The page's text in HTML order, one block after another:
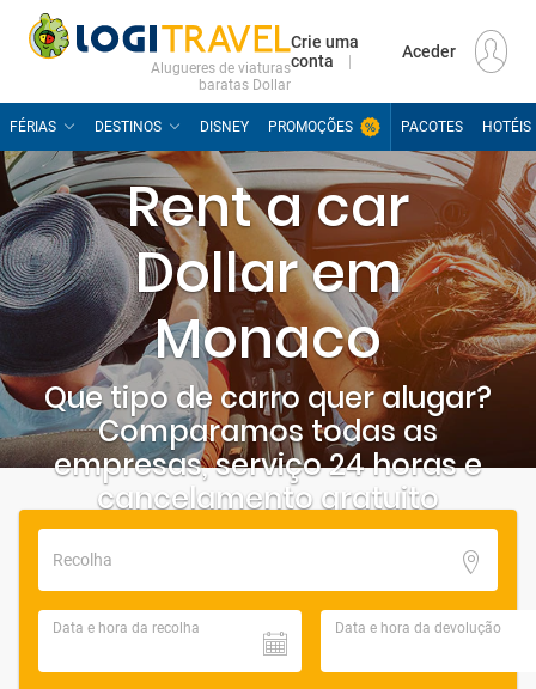
Alugueres de viaturas
baratas Dollar
Crie uma
conta
Aceder
FÉRIAS DESTINOS DISNEY PROMOÇÕES PACOTES HOTÉIS
Rent a car
Dollar em
Monaco
Que tipo de carro quer alugar?
Comparamos todas as
empresas, serviço 24 horas e
cancelamento gratuito
Recolha
Data e hora da recolha Data e hora da devolução